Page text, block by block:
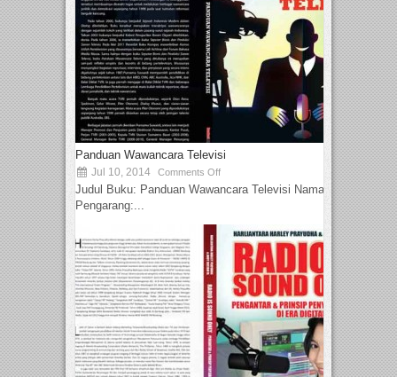
Panduan Wawancara Televisi
Jul 10, 2014 Comments Off
Judul Buku: Panduan Wawancara Televisi Nama
Pengarang:...